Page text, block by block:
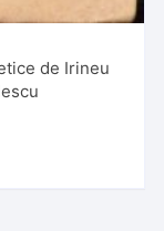
de Irineu